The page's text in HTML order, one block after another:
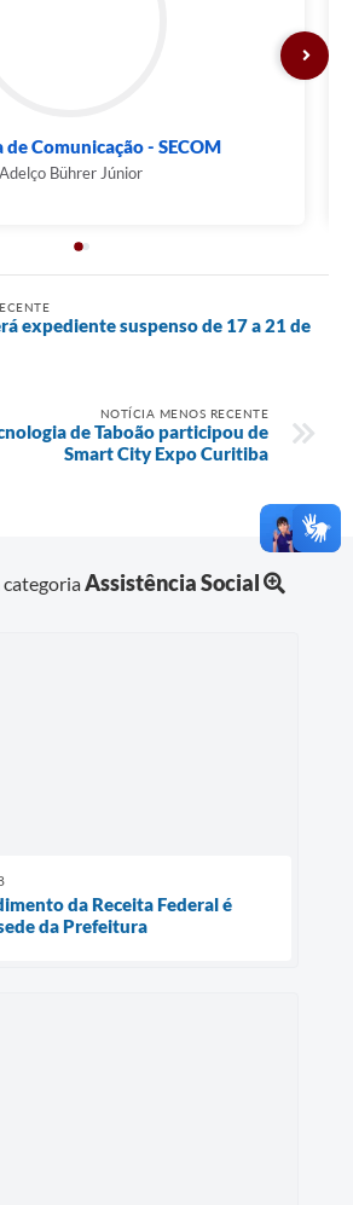
de Comunicação - SECOM
Adelço Bührer Júnior
expediente suspenso de 17 a 21 de
NOTÍCIA MENOS RECENTE
de Taboão participou de
Smart City Expo Curitiba
categoriaAssistência Social
da Receita Federal é
da Prefeitura